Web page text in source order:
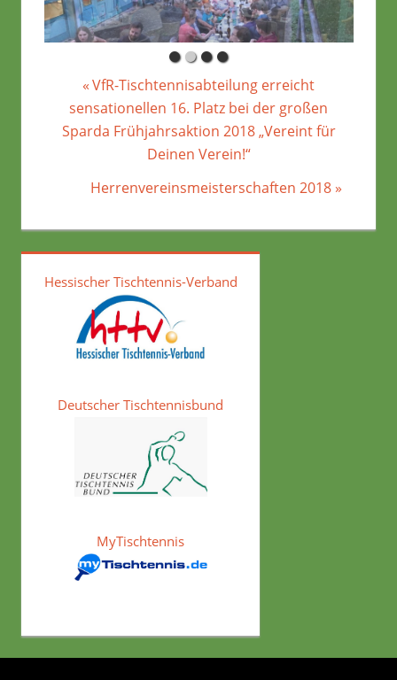
Beitragsnavigation
Vorheriger
Beitrag:
VfR-Tischtennisabteilung erreicht
sensationellen 16. Platz bei der großen
Sparda Frühjahrsaktion 2018 „Vereint für
Deinen Verein!“
Nächster
Herrenvereinsmeisterschaften 2018
Hessischer Tischtennis-Verband
Deutscher Tischtennisbund
MyTischtennis